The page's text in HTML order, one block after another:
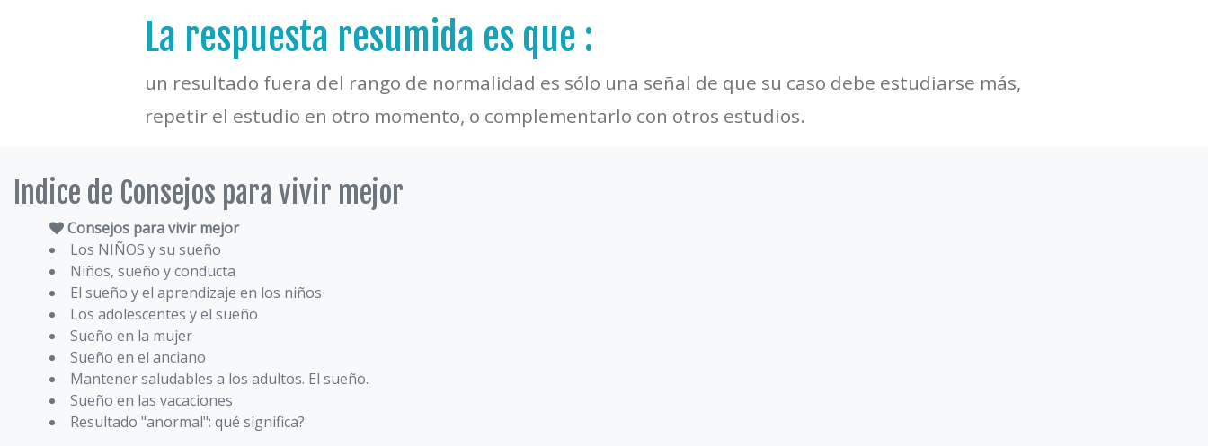
La respuesta resumida es que :
un resultado fuera del rango de normalidad es sólo una señal de que su caso debe estudiarse más,
repetir el estudio en otro momento, o complementarlo con otros estudios.
Indice de Consejos para vivir mejor
Consejos para vivir mejor
Los NIÑOS y su sueño
Niños, sueño y conducta
El sueño y el aprendizaje en los niños
Los adolescentes y el sueño
Sueño en la mujer
Sueño en el anciano
Mantener saludables a los adultos. El sueño.
Sueño en las vacaciones
Resultado "anormal": qué significa?